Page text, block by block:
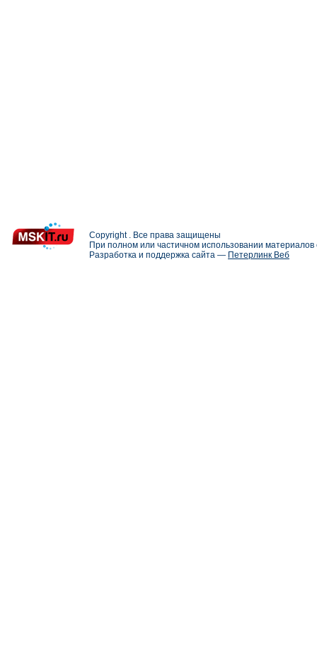
Copyright . Все права защищены
При полном или частичном использовании
Разработка и поддержка сайта — Петерлинк Веб